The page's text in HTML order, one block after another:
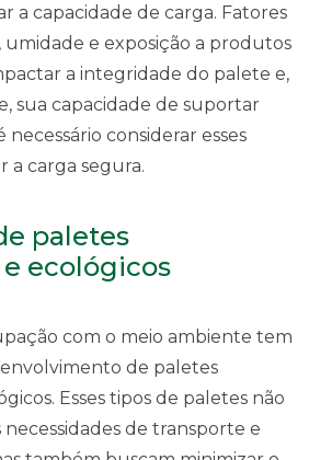
a capacidade de carga. Fatores
e exposição a produtos
a integridade do palete e,
sua capacidade de suportar
necessário considerar esses
a carga segura.
paletes
ecológicos
com o meio ambiente tem
de paletes
Esses tipos de paletes não
de transporte e